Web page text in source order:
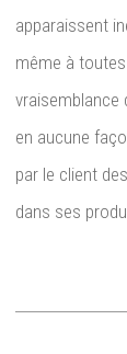
apparaissent
même à
vraisemblance
en aucune
par le client
dans ses